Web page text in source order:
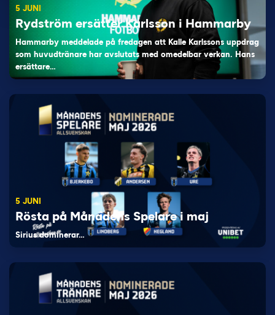
5 JUNI
Rydström ersätter Karlsson i Hammarby
Hammarby meddelade på fredagen att Kalle Karlssons uppdrag
som huvudtränare har avslutats med omedelbar verkan. Hans
ersättare…
5 JUNI
Rösta på Månadens Spelare i maj
Sirius dominerar…